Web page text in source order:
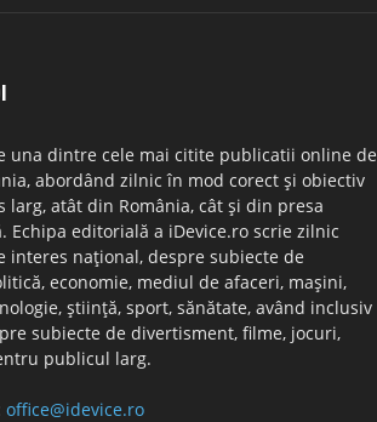
una dintre cele mai citite publicatii online de
abordând zilnic în mod corect și obiectiv
larg, atât din România, cât și din presa
Echipa editorială a iDevice.ro scrie zilnic
interes național, despre subiecte de
economie, mediul de afaceri, mașini,
știință, sport, sănătate, având inclusiv
subiecte de divertisment, filme, jocuri,
publicul larg.
office@idevice.ro